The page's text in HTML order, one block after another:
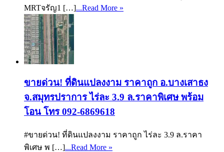
MRTจรัญ1 […]...Read More »
ขายด่วน! ที่ดินแปลงงาม ราคาถูก อ.บางเสาธง
จ.สมุทรปราการ ไร่ละ 3.9 ล.ราคาพิเศษ พร้อม
โอน โทร 092-6869618
#ขายด่วน! ที่ดินแปลงงาม ราคาถูก ไร่ละ 3.9 ล.ราคา
พิเศษ พ […]...Read More »